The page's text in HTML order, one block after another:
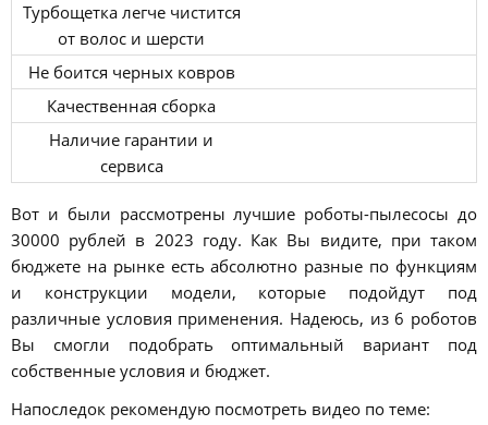
Турбощетка легче чистится
от волос и шерсти
Не боится черных ковров
Качественная сборка
Наличие гарантии и
сервиса
Вот и были рассмотрены лучшие роботы-пылесосы до
30000 рублей в 2023 году. Как Вы видите, при таком
бюджете на рынке есть абсолютно разные по функциям
и конструкции модели, которые подойдут под
различные условия применения. Надеюсь, из 6 роботов
Вы смогли подобрать оптимальный вариант под
собственные условия и бюджет.
Напоследок рекомендую посмотреть видео по теме: